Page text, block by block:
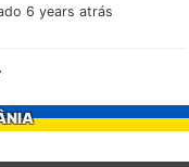
6 years atrás